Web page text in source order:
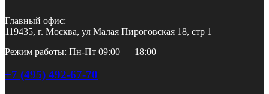
Главный офис:
119435, г. Москва, ул Малая Пироговская 18, стр 1
Режим работы: Пн-Пт 09:00 — 18:00
+7 (495) 492-67-70